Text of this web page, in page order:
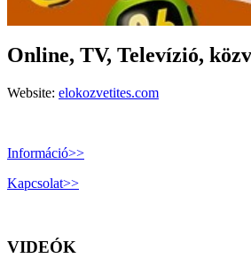
Online, TV, Televízió,
Website: elokozvetites.com
Információ>>
Kapcsolat>>
VIDEÓK